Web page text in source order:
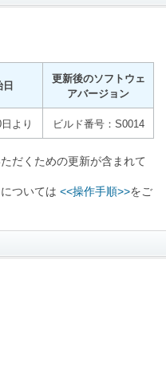
更新後のソフトウェ
アバージョン
より ビルド番号：S0014
だくための更新が含まれて
ついては <<操作手順>>をご